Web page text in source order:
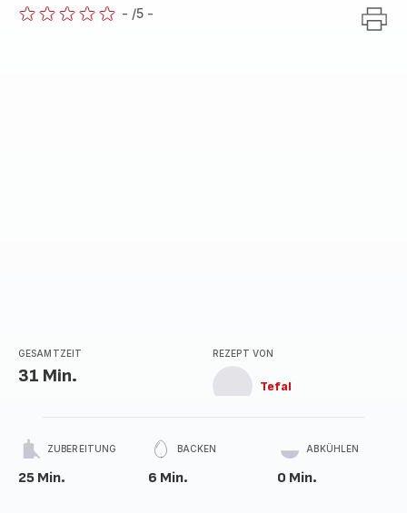
- /5 -
GESAMTZEIT
31 Min.
REZEPT VON
Tefal
ZUBEREITUNG
25 Min.
BACKEN
6 Min.
ABKÜHLEN
0 Min.